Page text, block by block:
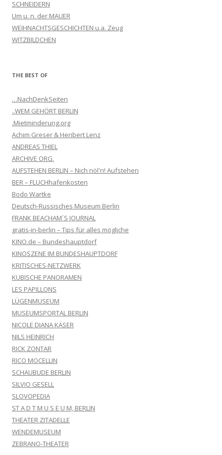
SCHNEIDERN
Um u. n. der MAUER
WEIHNACHTSGESCHICHTEN u.a. Zeug
WITZBILDCHEN
THE BEST OF
…NachDenkSeiten
..WEM GEHÖRT BERLIN
.Mietminderung.org
Achim Greser & Heribert Lenz
ANDREAS THIEL
ARCHIVE ORG.
AUFSTEHEN BERLIN – Nich nöl'n! Aufstehen
BER – FLUCHhafenkosten
Bodo Wartke
Deutsch-Russisches Museum Berlin
FRANK BEACHAM´S JOURNAL
gratis-in-berlin – Tips für alles mögliche
KINO.de – Bundeshauptdorf
KINOSZENE IM BUNDESHAUPTDORF
KRITISCHES-NETZWERK
KUBISCHE PANORAMEN
LES PAPILLONS
LÜGENMUSEUM
MUSEUMSPORTAL BERLIN
NICOLE DIANA KÄSER
NILS HEINRICH
RICK ZONTAR
RICO MOCELLIN
SCHAUBUDE BERLIN
SILVIO GESELL
SLOVOPEDIA
ST A D T M U S E U M, BERLIN
THEATER ZITADELLE
WENDEMUSEUM
ZEBRANO-THEATER